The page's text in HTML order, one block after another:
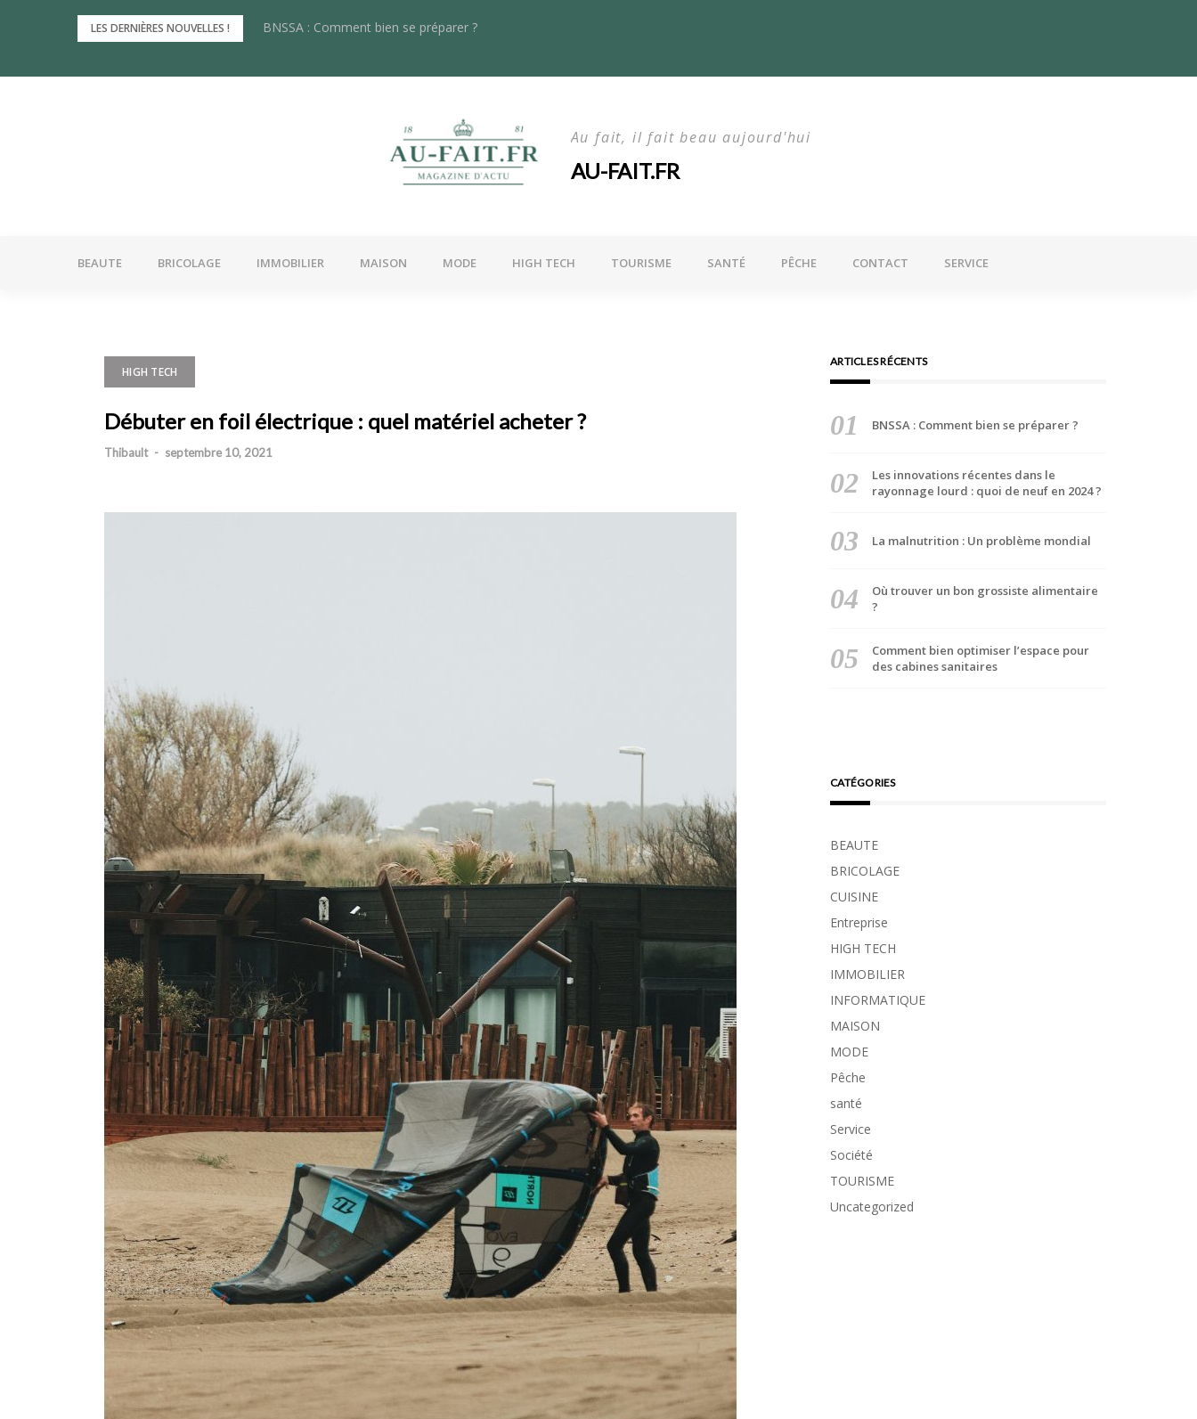
LES DERNIÈRES NOUVELLES ! BNSSA : Comment bien se préparer ?
Les innovations récentes dans le rayonnage lourd : quoi de neuf en 2024 ?
Au fait, il fait beau aujourd'hui
AU-FAIT.FR
BEAUTE BRICOLAGE IMMOBILIER MAISON MODE HIGH TECH TOURISME SANTÉ PÊCHE CONTACT SERVICE
HIGH TECH
Débuter en foil électrique : quel matériel acheter ?
Thibault - septembre 10, 2021
ARTICLES RÉCENTS
BNSSA : Comment bien se préparer ?
Les innovations récentes dans le
rayonnage lourd : quoi de neuf en 2024 ?
La malnutrition : Un problème mondial
Où trouver un bon grossiste alimentaire
?
Comment bien optimiser l’espace pour
des cabines sanitaires
CATÉGORIES
BEAUTE
BRICOLAGE
CUISINE
Entreprise
HIGH TECH
IMMOBILIER
INFORMATIQUE
MAISON
MODE
Pêche
santé
Service
Société
TOURISME
Uncategorized